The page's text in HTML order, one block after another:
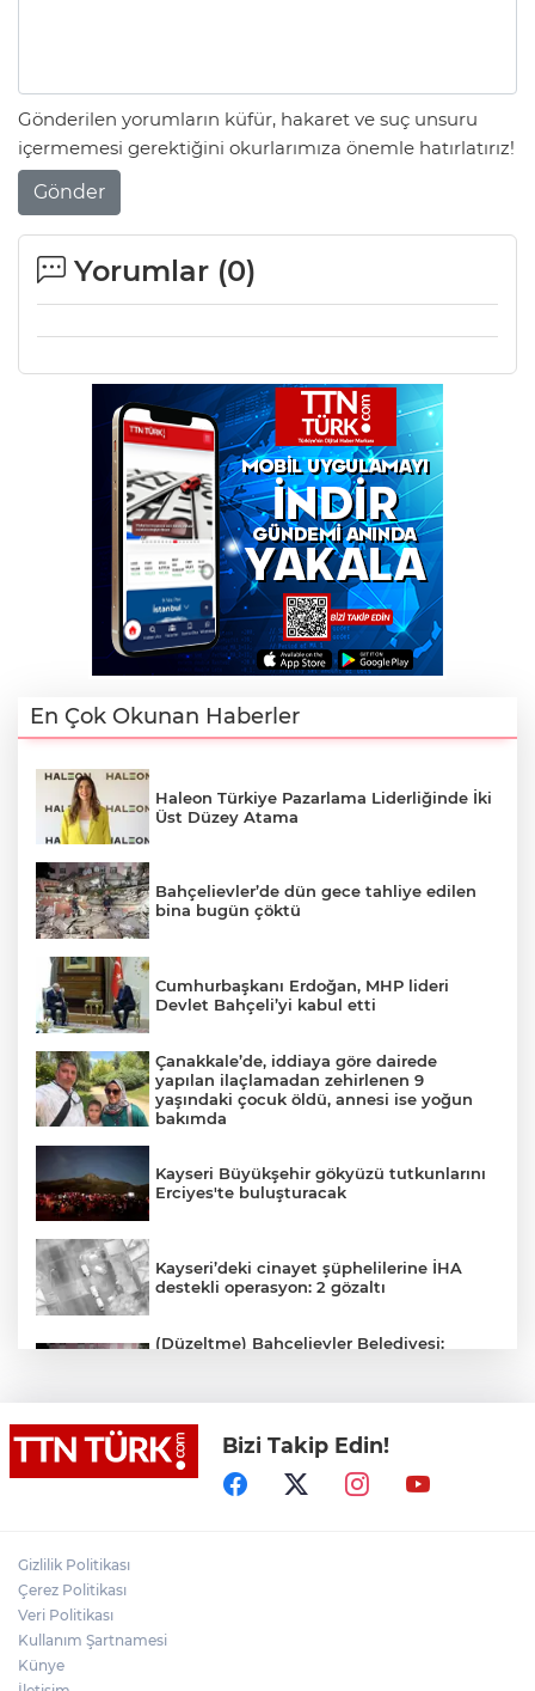
Gönderilen yorumların küfür, hakaret ve suç unsuru
içermemesi gerektiğini okurlarımıza önemle hatırlatırız!
Gönder
Yorumlar (0)
En Çok Okunan Haberler
Haleon Türkiye Pazarlama Liderliğinde İki
Üst Düzey Atama
Bahçelievler’de dün gece tahliye edilen
bina bugün çöktü
Cumhurbaşkanı Erdoğan, MHP lideri
Devlet Bahçeli’yi kabul etti
Çanakkale’de, iddiaya göre dairede
yapılan ilaçlamadan zehirlenen 9
yaşındaki çocuk öldü, annesi ise yoğun
bakımda
Kayseri Büyükşehir gökyüzü tutkunlarını
Erciyes'te buluşturacak
Kayseri’deki cinayet şüphelilerine İHA
destekli operasyon: 2 gözaltı
(Düzeltme) Bahçelievler Belediyesi:
bir can kaybı veya yaralanma
Adalet Bakanı Gürlek eski Özel Harekat
Başkanı Behçet Oktay’ın yakınlarını
Bakan Yumaklı: "İspanya’da
Bizi Takip Edin!
Gizlilik Politikası
Çerez Politikası
Veri Politikası
Kullanım Şartnamesi
Künye